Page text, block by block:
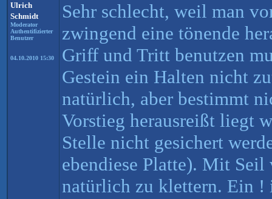
Ulrich
Schmidt
Moderator
Authentifizierter
Benutzer
04.10.2010 15:30
Sehr schlecht, weil man
zwingend eine tönende
Griff und Tritt benutzen
Gestein ein Halten nicht
natürlich, aber bestimmt
Vorstieg herausreißt liegt
Stelle nicht gesichert
ebendiese Platte). Mit Seil
natürlich zu klettern. Ein !